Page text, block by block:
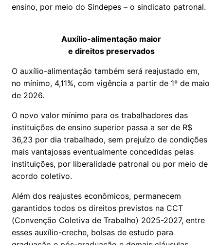
ensino, por meio do Sindepes – o sindicato patronal.
Auxílio-alimentação maior
e direitos preservados
O auxílio-alimentação também será reajustado em,
no mínimo, 4,11%, com vigência a partir de 1º de maio
de 2026.
O novo valor mínimo para os trabalhadores das
instituições de ensino superior passa a ser de R$
36,23 por dia trabalhado, sem prejuízo de condições
mais vantajosas eventualmente concedidas pelas
instituições, por liberalidade patronal ou por meio de
acordo coletivo.
Além dos reajustes econômicos, permanecem
garantidos todos os direitos previstos na CCT
(Convenção Coletiva de Trabalho) 2025-2027, entre
esses auxílio-creche, bolsas de estudo para